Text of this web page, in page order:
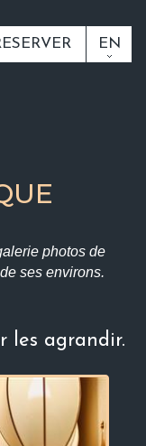
EN
photos de
ses environs.
les agrandir.